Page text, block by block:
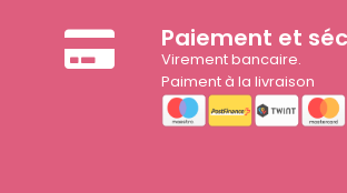
Paiement et
Virement bancaire.
Paiment à la livraison